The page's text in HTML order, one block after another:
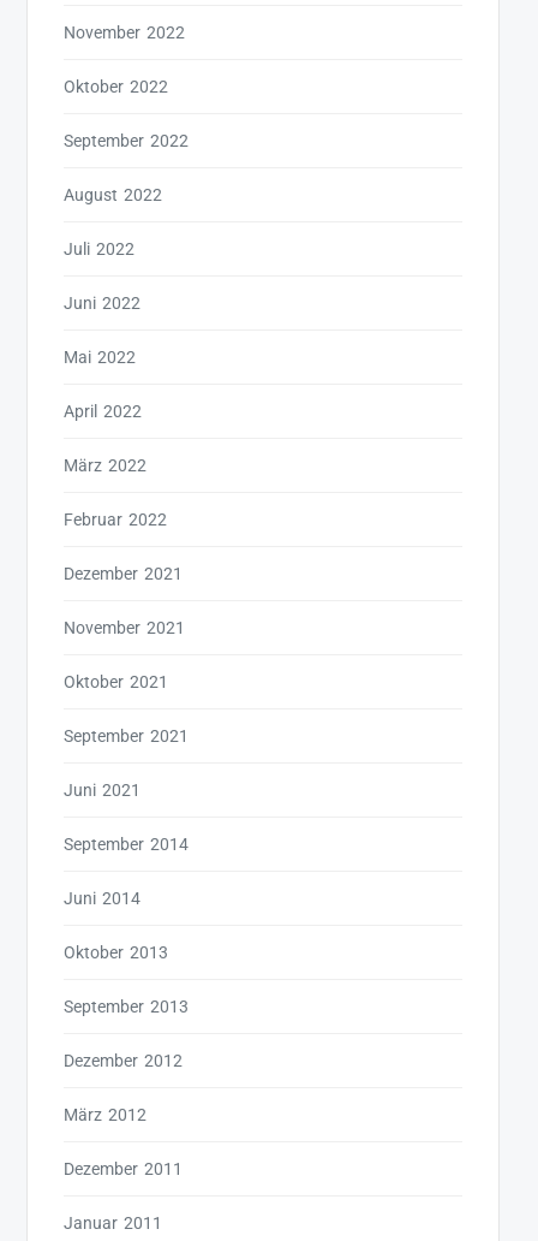
November 2022
Oktober 2022
September 2022
August 2022
Juli 2022
Juni 2022
Mai 2022
April 2022
März 2022
Februar 2022
Dezember 2021
November 2021
Oktober 2021
September 2021
Juni 2021
September 2014
Juni 2014
Oktober 2013
September 2013
Dezember 2012
März 2012
Dezember 2011
Januar 2011